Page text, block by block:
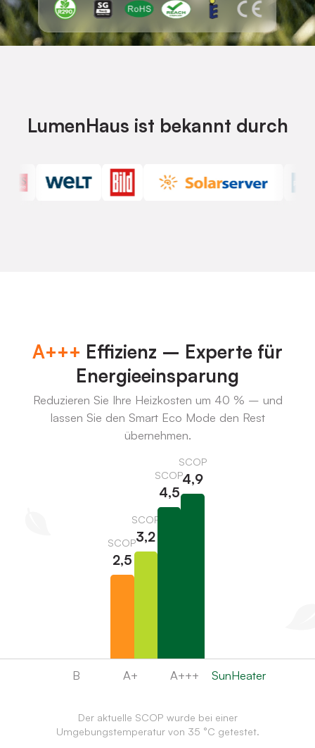
LumenHaus ist bekannt durch
A+++ Effizienz – Experte für
Energieeinsparung
Reduzieren Sie Ihre Heizkosten um 40 % – und
lassen Sie den Smart Eco Mode den Rest
übernehmen.
SCOP
2,5
SCOP
3,2
SCOP
4,5
SCOP
4,9
B A+ A+++ SunHeater
Der aktuelle SCOP wurde bei einer
Umgebungstemperatur von 35 °C getestet.